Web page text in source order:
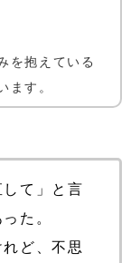
を抱えている
ます。
て」と言
た。
ど、不思